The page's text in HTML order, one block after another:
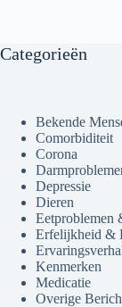
Categorieën
Bekende
Comorbiditeit
Corona
Depressie
Dieren
Eetproblemen
Erfelijkheid &
Kenmerken
Medicatie
Overige